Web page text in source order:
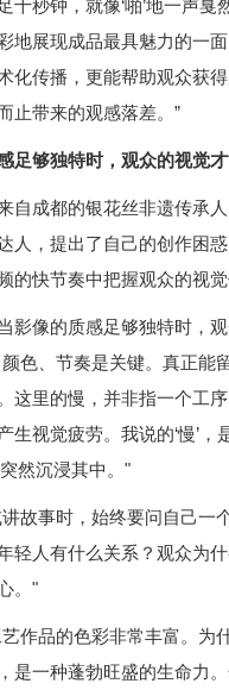
十秒钟，就像‘啪’地一声戛
地展现成品最具魅力的一
化传播，更能帮助观众获
止带来的观感落差。”
足够独特时，观众的视觉
自成都的银花丝非遗传承
人，提出了自己的创作困
的快节奏中把握观众的视觉
影像的质感足够独特时，
色、节奏是关键。真正能
这里的慢，并非指一个工
生视觉疲劳。我说的‘慢’，
然沉浸其中。"
故事时，始终要问自己一
轻人有什么关系？观众为
。"
作品的色彩非常丰富。为
是一种蓬勃旺盛的生命力